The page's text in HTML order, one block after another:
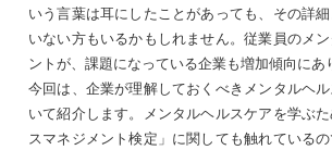
いう言葉は耳にしたことがあっても、その詳
いない方もいるかもしれません。従業員のメ
ントが、課題になっている企業も増加傾向にあ
今回は、企業が理解しておくべきメンタルヘ
いて紹介します。メンタルヘルスケアを学ぶ
スマネジメント検定」に関しても触れている